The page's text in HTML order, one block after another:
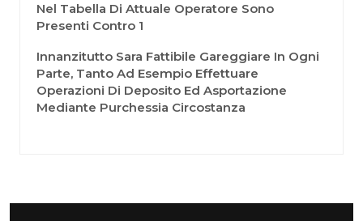
Nel Tabella Di Attuale Operatore Sono
Presenti Contro 1
Innanzitutto Sara Fattibile Gareggiare In Ogni
Parte, Tanto Ad Esempio Effettuare
Operazioni Di Deposito Ed Asportazione
Mediante Purchessia Circostanza